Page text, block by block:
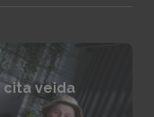
cita veida